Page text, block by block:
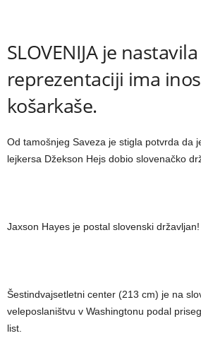
SLOVENIJA je
reprezentaciji ima
košarkaše.
Od tamošnjeg Saveza je stigla potvrda da
lejkersa Džekson Hejs dobio slovenačko
Jaxson Hayes je postal slovenski državljan!
Šestindvajsetletni center (213 cm) je na
veleposlaništvu v Washingtonu podal
list.